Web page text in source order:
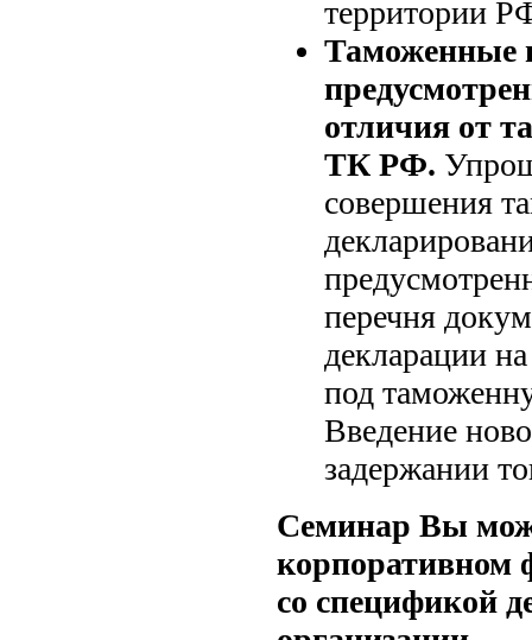
территории
Таможенные
отличия от
ТК РФ.
совершения
перечня
декларации
под
Введение
задержании
Семинар Вы
корпоративном
со спецификой